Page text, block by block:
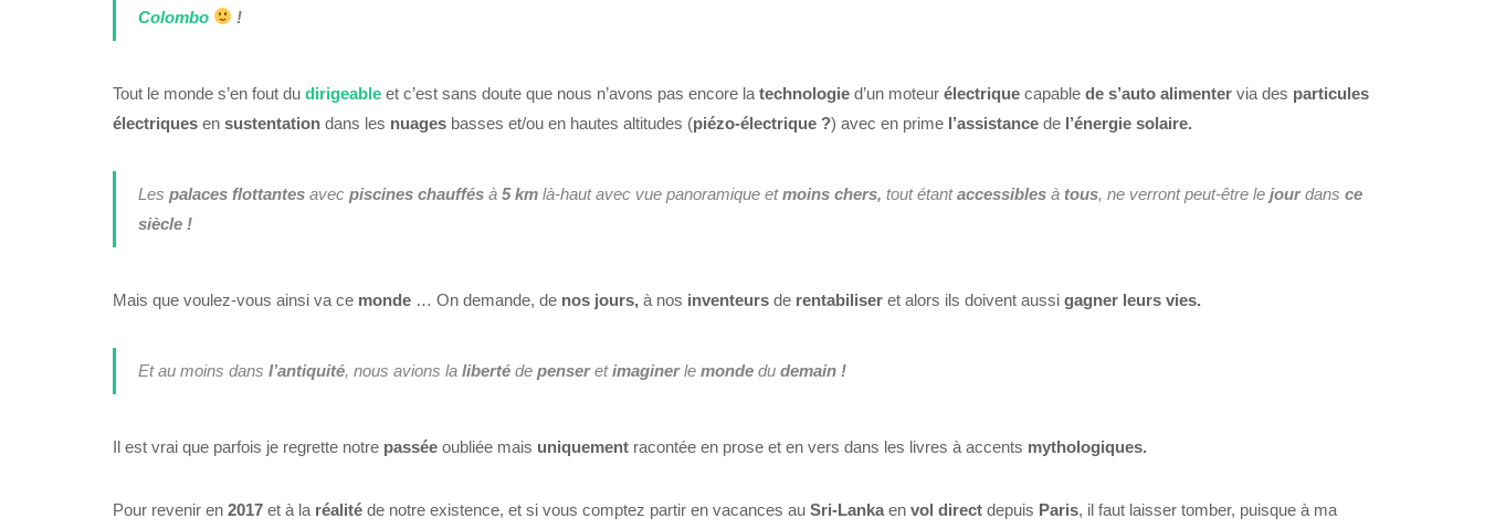
Colombo
!
Tout le monde s’en fout du dirigeable et c’est sans doute que nous n’avons pas encore la technologie d’un moteur électrique capable de s’auto alimenter via des particules
électriques en sustentation dans les nuages basses et/ou en hautes altitudes (piézo-électrique ?) avec en prime l’assistance de l’énergie solaire.
Les palaces flottantesavec piscines chauffésà 5 kmlà-haut avec vue panoramique etmoins chers, tout étantaccessiblesà tous, ne verront peut-être le jourdans ce
siècle !
Mais que voulez-vous ainsi va ce monde … On demande, de nos jours, à nos inventeurs de rentabiliser et alors ils doivent aussi gagner leurs vies.
Et au moins dans l’antiquité, nous avions la libertéde penseretimaginerle mondedudemain !
Il est vrai que parfois je regrette notre passée oubliée mais uniquement racontée en prose et en vers dans les livres à accents mythologiques.
Pour revenir en 2017 et à la réalité de notre existence, et si vous comptez partir en vacances au Sri-Lanka en vol direct depuis Paris, il faut laisser tomber, puisque à ma